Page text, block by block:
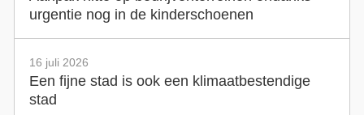
urgentie nog in de kinderschoenen
16 juli 2026
Een fijne stad is ook een klimaatbestendige
stad